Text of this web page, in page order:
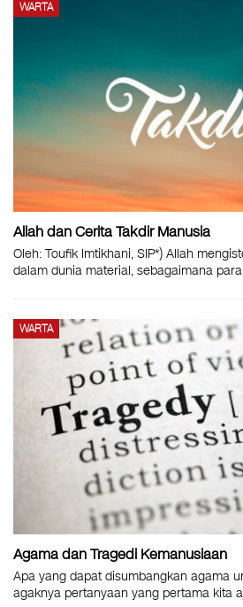
WARTA
Allah dan Cerita Takdir Manusia
Oleh: Toufik Imtikhani, SIP*) Allah
dalam dunia material, sebagaimana
WARTA
Agama dan Tragedi Kemanusiaan
Apa yang dapat disumbangkan agama
agaknya pertanyaan yang pertama kita